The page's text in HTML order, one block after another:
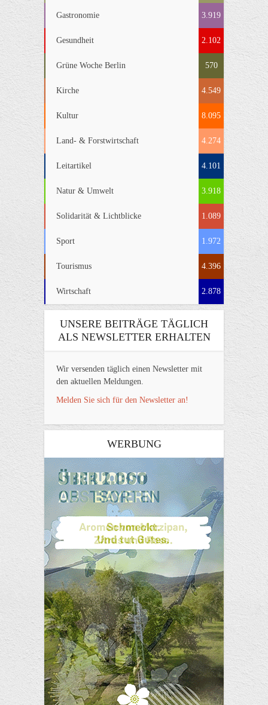
Gastronomie 3.919
Gesundheit 2.102
Grüne Woche Berlin 570
Kirche 4.549
Kultur 8.095
Land- & Forstwirtschaft 4.274
Leitartikel 4.101
Natur & Umwelt 3.918
Solidarität & Lichtblicke 1.089
Sport 1.972
Tourismus 4.396
Wirtschaft 2.878
UNSERE BEITRÄGE TÄGLICH
ALS NEWSLETTER ERHALTEN
Wir versenden täglich einen Newsletter mit
den aktuellen Meldungen.
Melden Sie sich für den Newsletter an!
WERBUNG